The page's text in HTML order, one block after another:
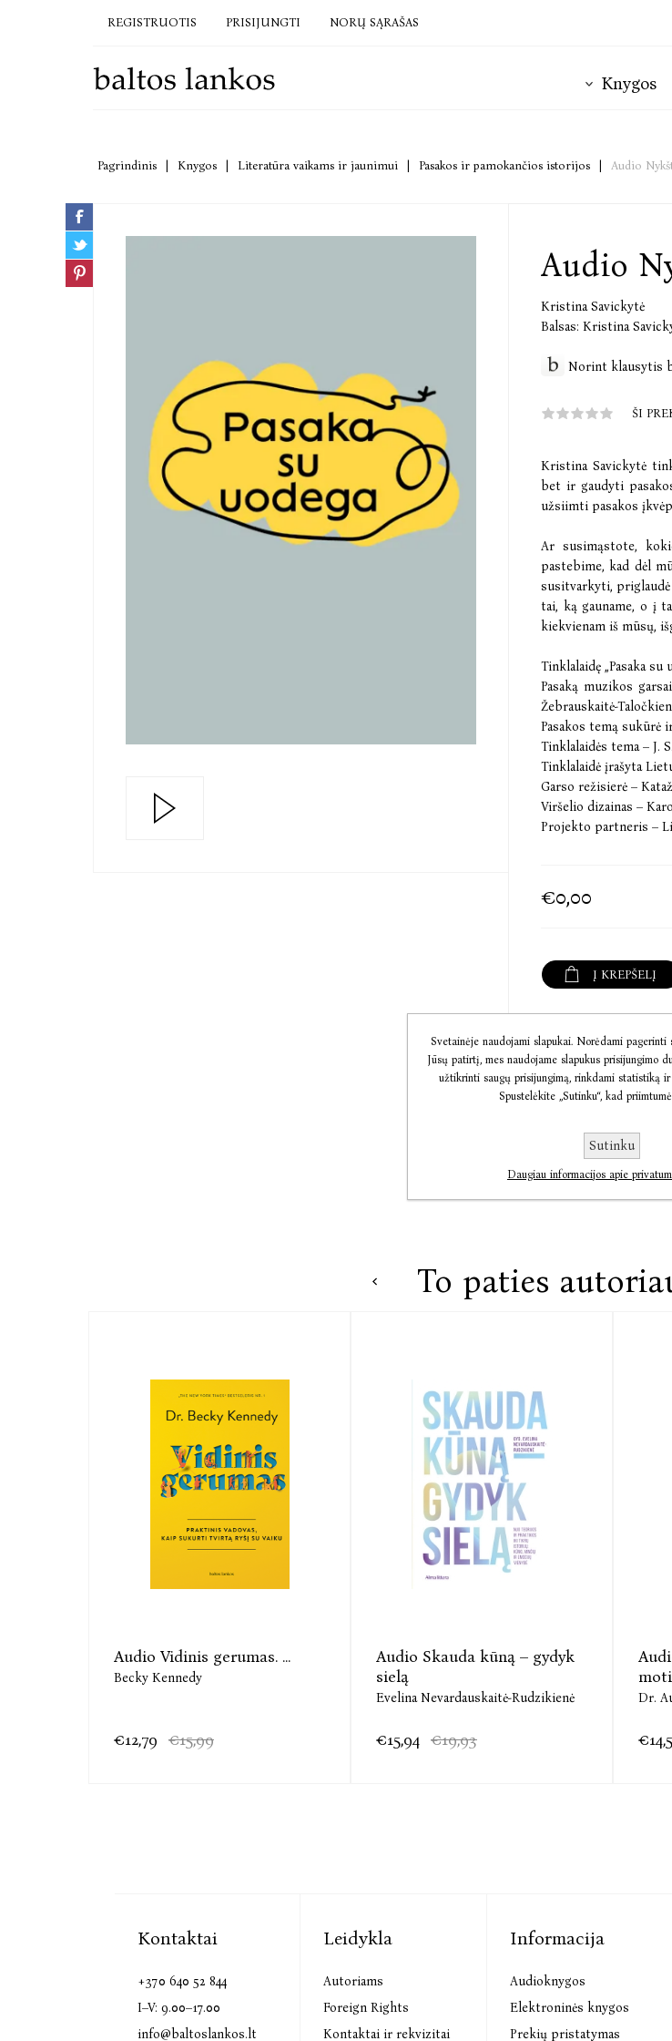
REGISTRUOTIS PRISIJUNGTI NORŲ SĄRAŠAS
Knygos
Pagrindinis Knygos Literatūra vaikams ir jaunimui Pasakos ir pamokančios istorijos Audio
Audio
Kristina Savickytė
Balsas: Kristina
Norint klausytis
ŠI
Kristina Savickytė
bet ir gaudyti
užsiimti pasakos
Ar susimąstote,
pastebime, kad dėl
susitvarkyti, priglaudė
tai, ką gauname, o į
kiekvienam iš mūsų,
Tinklalaidę „Pasaka
Pasaką muzikos
Žebrauskaitė-
Pasakos temą sukūrė
Tinklalaidės tema – J.
Tinklalaidė įrašyta
Garso režisierė –
Viršelio dizainas –
Projekto partneris –
€0,00
Į KREPŠELĮ
Informacija
Komentarai
To paties
Audio Vidinis gerumas. ...
Becky Kennedy
€12,79 €15,99
Audio Skauda kūną – gydyk
sielą
Evelina Nevardauskaitė-Rudzikienė
€15,94 €19,93
Dr.
Kontaktai
+370 640 52 844
I–V: 9.00–17.00
info@baltoslankos.lt
Leidykla
Autoriams
Foreign Rights
Kontaktai ir rekvizitai
Informacija
Audioknygos
Elektroninės knygos
Prekių pristatymas
Svetainėje naudojami slapukai. Norėdami pagerinti
Jūsų patirtį, mes naudojame slapukus prisijungimo
užtikrinti saugų prisijungimą, rinkdami statistiką
Spustelėkite „Sutinku“, kad
Sutinku
Daugiau informacijos apie